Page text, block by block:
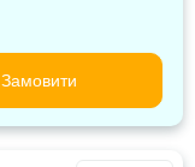
Замовити